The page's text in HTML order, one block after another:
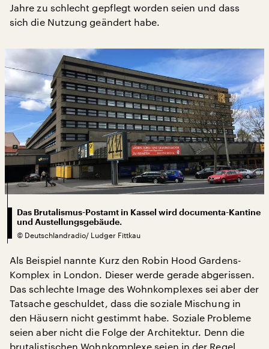
Jahre zu schlecht gepflegt worden seien und dass
sich die Nutzung geändert habe.
Das Brutalismus-Postamt in Kassel wird documenta-Kantine
und Austellungsgebäude.
© Deutschlandradio/ Ludger Fittkau
Als Beispiel nannte Kurz den Robin Hood Gardens-
Komplex in London. Dieser werde gerade abgerissen.
Das schlechte Image des Wohnkomplexes sei aber der
Tatsache geschuldet, dass die soziale Mischung in
den Häusern nicht gestimmt habe. Soziale Probleme
seien aber nicht die Folge der Architektur. Denn die
brutalistischen Wohnkomplexe seien in der Regel